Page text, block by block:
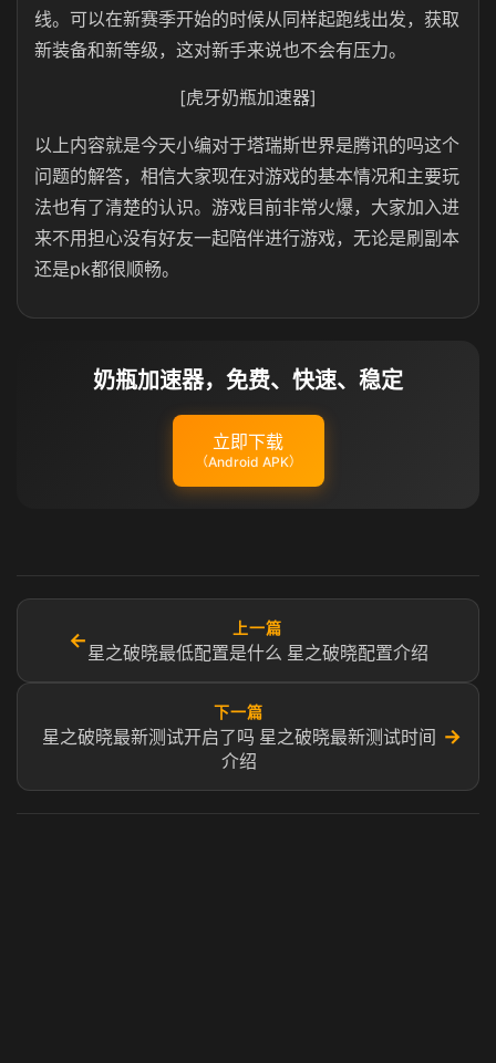
线。可以在新赛季开始的时候从同样起跑线出发，获取
新装备和新等级，这对新手来说也不会有压力。
[虎牙奶瓶加速器]
以上内容就是今天小编对于塔瑞斯世界是腾讯的吗这个
问题的解答，相信大家现在对游戏的基本情况和主要玩
法也有了清楚的认识。游戏目前非常火爆，大家加入进
来不用担心没有好友一起陪伴进行游戏，无论是刷副本
还是pk都很顺畅。
奶瓶加速器，免费、快速、稳定
立即下载
（Android APK）
←
上一篇
星之破晓最低配置是什么 星之破晓配置介绍
下一篇
星之破晓最新测试开启了吗 星之破晓最新测试时间
介绍
→